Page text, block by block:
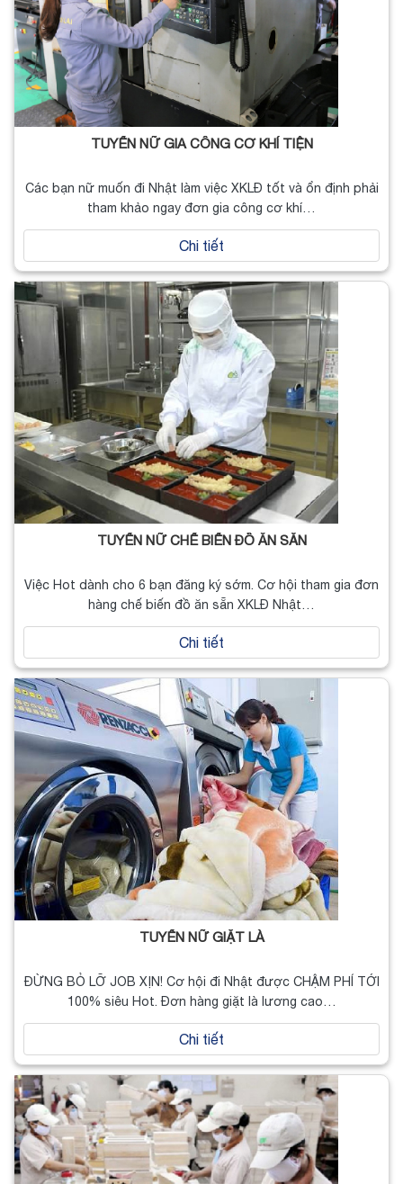
TUYỂN NỮ GIA CÔNG CƠ KHÍ TIỆN
Các bạn nữ muốn đi Nhật làm việc XKLĐ tốt và ổn định phải
tham khảo ngay đơn gia công cơ khí…
Chi tiết
TUYỂN NỮ CHẾ BIẾN ĐỒ ĂN SẴN
Việc Hot dành cho 6 bạn đăng ký sớm. Cơ hội tham gia đơn
hàng chế biến đồ ăn sẵn XKLĐ Nhật…
Chi tiết
TUYỂN NỮ GIẶT LÀ
ĐỪNG BỎ LỠ JOB XỊN! Cơ hội đi Nhật được CHẬM PHÍ TỚI
100% siêu Hot. Đơn hàng giặt là lương cao…
Chi tiết